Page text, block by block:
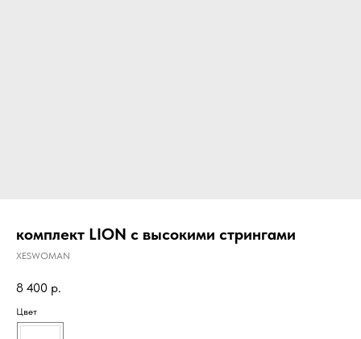
комплект LION с высокими стрингами
XESWOMAN
8 400 р.
Цвет